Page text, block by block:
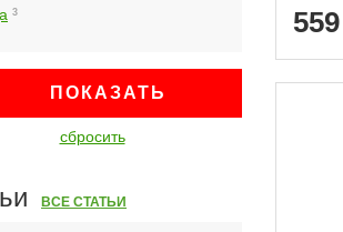
3
ПОКАЗАТЬ
сбросить
ВСЕ СТАТЬИ
559